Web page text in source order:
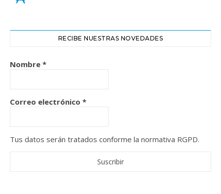
RECIBE NUESTRAS NOVEDADES
Nombre *
Correo electrónico *
Tus datos serán tratados conforme la normativa RGPD.